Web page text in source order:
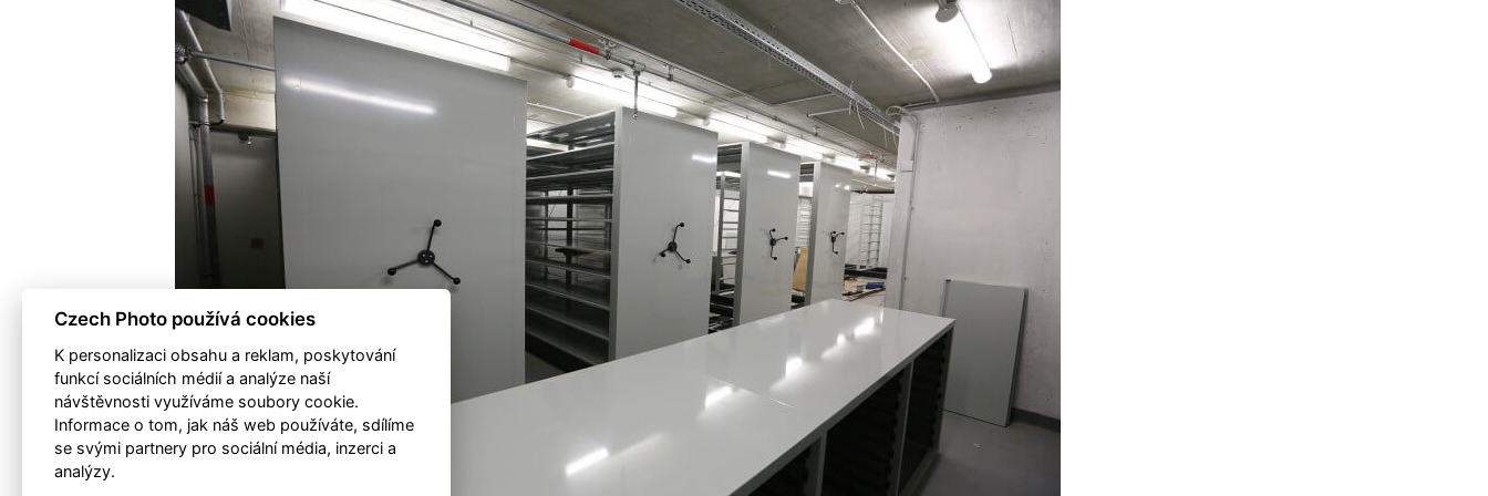
Czech Photo používá cookies
K personalizaci obsahu a reklam, poskytování
funkcí sociálních médií a analýze naší
návštěvnosti využíváme soubory cookie.
Informace o tom, jak náš web používáte, sdílíme
se svými partnery pro sociální média, inzerci a
analýzy.